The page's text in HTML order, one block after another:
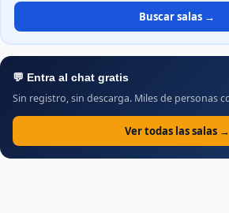
Buscar salas →
💬 Entra al chat gratis
Sin registro, sin descarga. Miles de personas
Ver todas las salas →